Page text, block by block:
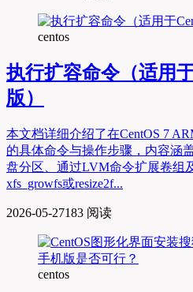
centos
执行扩容命令（适用
版）
本文档详细介绍了在CentOS 7
的具体命令与操作步骤，内容涵
盘分区、通过LVM命令扩展卷组
xfs_growfs或resize2f...
2026-05-27183 阅读
centos